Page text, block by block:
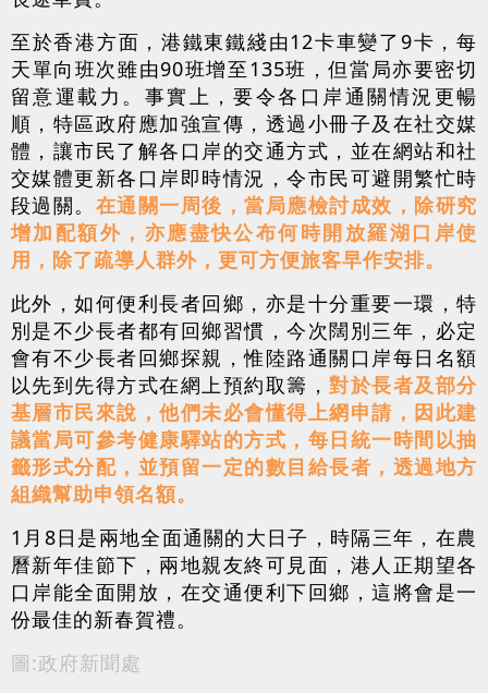
至於香港方面，港鐵東鐵綫由12卡車變了9卡，每
天單向班次雖由90班增至135班，但當局亦要密切
留意運載力。事實上，要令各口岸通關情況更暢
順，特區政府應加強宣傳，透過小冊子及在社交媒
體，讓市民了解各口岸的交通方式，並在網站和社
交媒體更新各口岸即時情況，令市民可避開繁忙時
段過關。 在通關一周後，當局應檢討成效，除研究
增加配額外，亦應盡快公布何時開放羅湖口岸使
用，除了疏導人群外，更可方便旅客早作安排。
此外，如何便利長者回鄉，亦是十分重要一環，特
別是不少長者都有回鄉習慣，今次闊別三年，必定
會有不少長者回鄉探親，惟陸路通關口岸每日名額
以先到先得方式在網上預約取籌，對於長者及部分
基層市民來說，他們未必會懂得上網申請，因此建
議當局可參考健康驛站的方式，每日統一時間以抽
籤形式分配，並預留一定的數目給長者，透過地方
組織幫助申領名額。
1月8日是兩地全面通關的大日子，時隔三年，在農
曆新年佳節下，兩地親友終可見面，港人正期望各
口岸能全面開放，在交通便利下回鄉，這將會是一
份最佳的新春賀禮。
圖:政府新聞處